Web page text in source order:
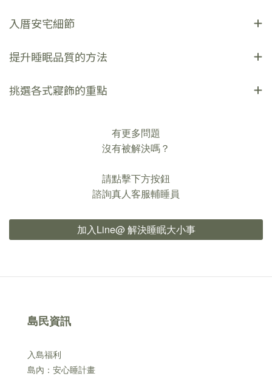
入厝安宅細節
提升睡眠品質的方法
挑選各式寢飾的重點
有更多問題
沒有被解決嗎？
請點擊下方按鈕
諮詢真人客服輔睡員
加入Line@ 解決睡眠大小事
島民資訊
入島福利
島內：安心睡計畫